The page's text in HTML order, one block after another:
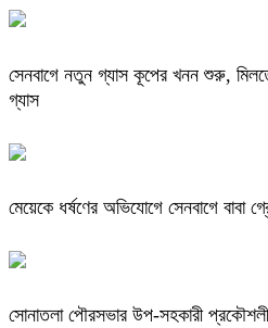
সেনবাগে নতুন গ্যাস কূপের খনন শুরু,
গ্যাস
মেয়েকে ধর্ষণের অভিযোগে সেনবাগে বাবা
সোনাতলা পৌরসভার উপ-সহকারী